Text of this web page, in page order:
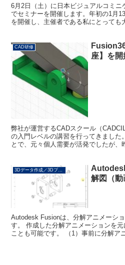
6月2日（土）に日本ビジュアルコミ
でセミナーを開催します。年初の1月
を開催し、主催者である私にとっても
CAD研修
座】を開
弊社が運営するCADスクール（
の入門レベルの講習を行ってきました
とで、元々個人需要が活発でしたが、
3Dデータ作成／3Dプリント
解図（動
Autodesk Fusionは、分解アニメーシ
す。 作成した分解アニメーションを
ことも可能です。 （1）事前に分解ア